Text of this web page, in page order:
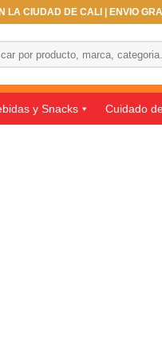
LA CIUDAD DE CALI | ENVIO
y Snacks Cuidado